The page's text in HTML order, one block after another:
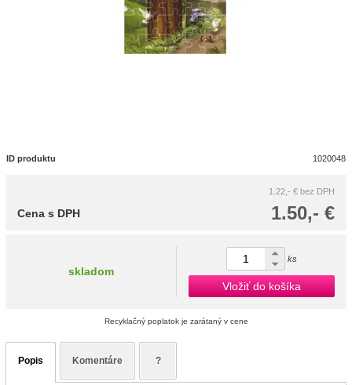
ID produktu 1020048
1.22,- € bez DPH
1.50,- €
Cena s DPH
skladom
ks
Vložiť do košíka
Recyklačný poplatok je zarátaný v cene
Popis Komentáre ?